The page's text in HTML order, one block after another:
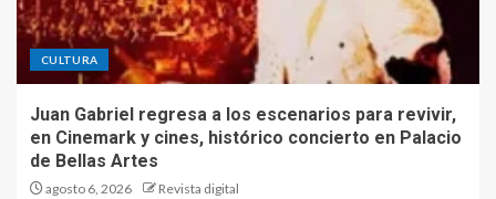
CULTURA
Juan Gabriel regresa a los escenarios para revivir,
en Cinemark y cines, histórico concierto en Palacio
de Bellas Artes
agosto 6, 2026 Revista digital